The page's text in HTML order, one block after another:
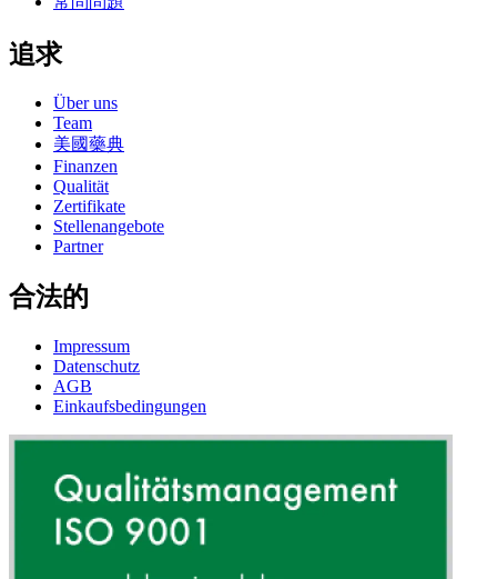
追求
Über uns
Team
美國藥典
Finanzen
Qualität
Zertifikate
Stellenangebote
Partner
合法的
Impressum
Datenschutz
AGB
Einkaufsbedingungen